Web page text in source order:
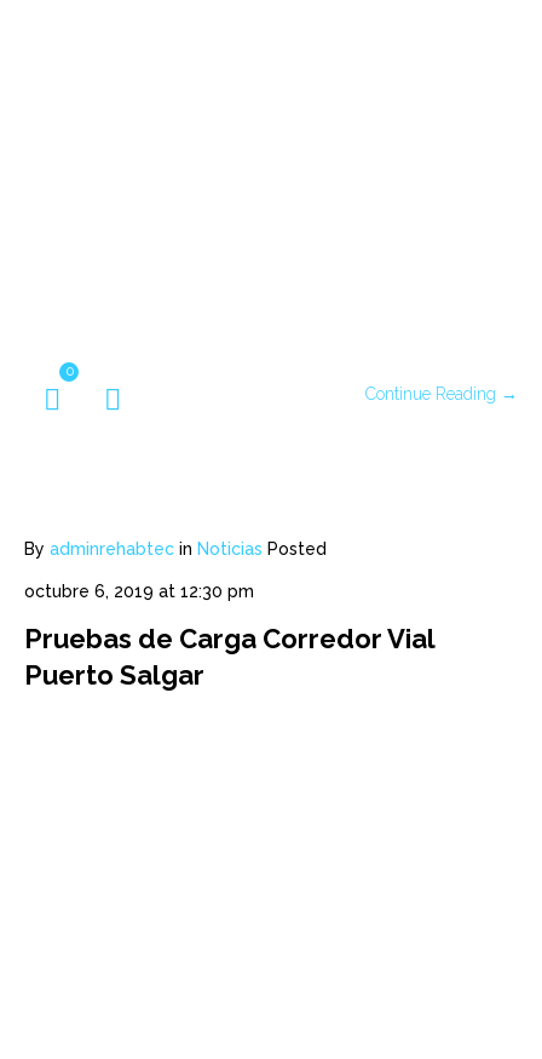
0
Continue Reading →
By adminrehabtec in Noticias Posted
octubre 6, 2019 at 12:30 pm
Pruebas de Carga Corredor Vial
Puerto Salgar